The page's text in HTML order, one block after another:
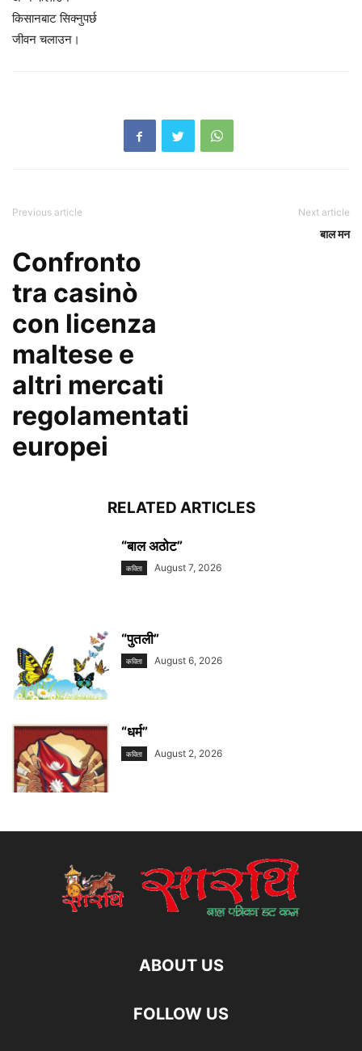
किसानबाट सिक्नुपर्छ
जीवन चलाउन।
Previous article
Confronto
tra casinò
con licenza
maltese e
altri mercati
regolamentati
europei
Next article
बाल मन
RELATED ARTICLES
“बाल अठोट”
कविता August 7, 2026
“पुतली”
कविता August 6, 2026
“धर्म”
कविता August 2, 2026
ABOUT US
FOLLOW US